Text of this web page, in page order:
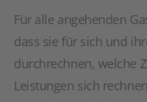
Für alle angehenden
dass sie für sich und
durchrechnen, welche
Leistungen sich